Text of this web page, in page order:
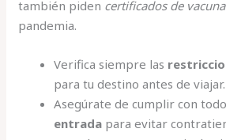
también piden certificados de
pandemia.
Verifica siempre las
para tu destino antes de viajar.
Asegúrate de cumplir con
entrada para evitar